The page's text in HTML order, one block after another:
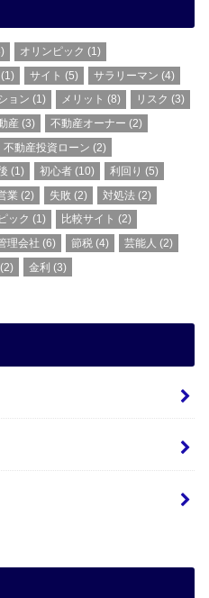
オリンピック (1)
(1) サイト (5) サラリーマン (4)
ョン (1) メリット (8) リスク (3)
産(3) 不動産オーナー (2)
不動産投資ローン (2)
(1) 初心者 (10) 利回り (5)
業 (2) 失敗 (2) 対処法 (2)
ック (1) 比較サイト (2)
理会社 (6) 節税 (4) 芸能人 (2)
(2) 金利 (3)